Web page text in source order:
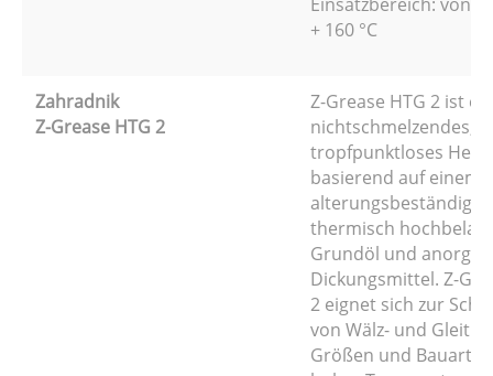
+ 160 °C
Zahradnik
Z-Grease HTG 2
Z-Grease HTG 2 ist ein
nichtschmelzendes,
tropfpunktloses
basierend auf einem
thermisch
Grundöl und
Dickungsmittel. Z-
2 eignet sich zur
von Wälz- und
Größen und